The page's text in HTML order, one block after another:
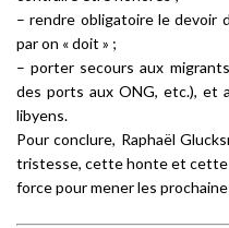
–rendre obligatoire le devoir
par on « doit » ;
–porter secours aux migrants
des ports aux ONG, etc.), et
libyens.
Pour conclure, Raphaël
tristesse, cette honte et cette
force pour mener les